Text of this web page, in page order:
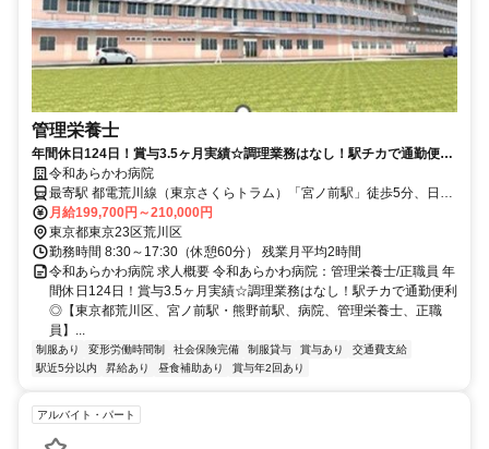
管理栄養士
年間休日124日！賞与3.5ヶ月実績☆調理業務はなし！駅チカで通勤便利
◎【東京都荒川区、宮ノ前駅・熊野前駅、病院、管理栄養士、正職員】
令和あらかわ病院
最寄駅 都電荒川線（東京さくらトラム）「宮ノ前駅」徒歩5分、日暮
里・舎人ライナー「熊野前駅」徒歩5分
月給199,700円～210,000円
東京都東京23区荒川区
勤務時間 8:30～17:30（休憩60分） 残業月平均2時間
令和あらかわ病院 求人概要 令和あらかわ病院：管理栄養士/正職員 年
間休日124日！賞与3.5ヶ月実績☆調理業務はなし！駅チカで通勤便利
◎【東京都荒川区、宮ノ前駅・熊野前駅、病院、管理栄養士、正職
員】...
制服あり 変形労働時間制 社会保険完備 制服貸与 賞与あり
交通費支給
駅近5分以内
昇給あり 昼食補助あり 賞与年2回あり
アルバイト・パート